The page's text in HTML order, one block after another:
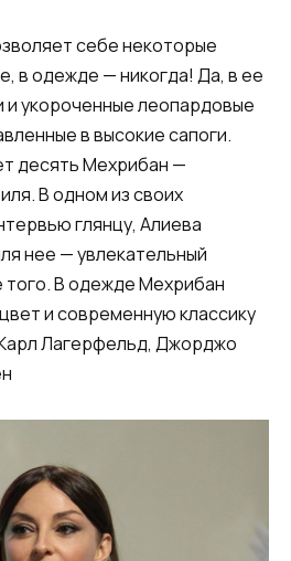
себе некоторые
в одежде — никогда! Да, в ее
укороченные леопардовые
в высокие сапоги.
десять Мехрибан —
В одном из своих
глянцу, Алиева
нее — увлекательный
того. В одежде Мехрибан
и современную классику
Лагерфельд, Джорджо